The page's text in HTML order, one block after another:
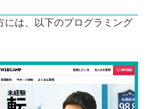
には、以下のプログラミング